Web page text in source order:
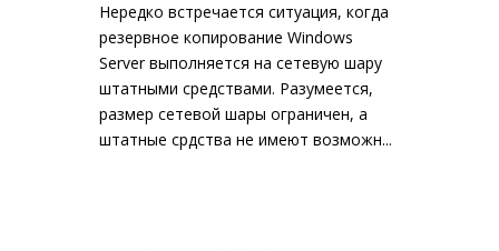
Нередко встречается ситуация, когда
резервное копирование Windows
Server выполняется на сетевую шару
штатными средствами. Разумеется,
размер сетевой шары ограничен, а
штатные срдства не имеют возможн...